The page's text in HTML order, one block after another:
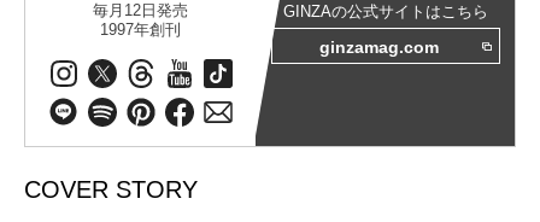
毎月12日発売
1997年創刊
GINZAの公式サイトはこちら
ginzamag.com
COVER STORY